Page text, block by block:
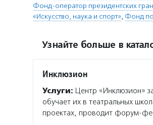
Фонд-оператор президентских
«Искусство, наука и спорт», Фонд
Узнайте больше в
Инклюзион
Услуги: Центр «Инклюзион»
обучает их в театральных
проектах, проводит форум-